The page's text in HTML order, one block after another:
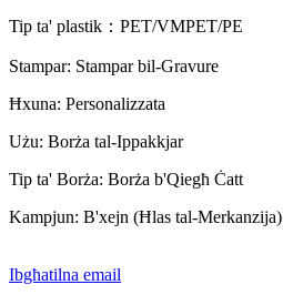
Tip ta' plastik ：PET/VMPET/PE
Stampar: Stampar bil-Gravure
Ħxuna: Personalizzata
Użu: Borża tal-Ippakkjar
Tip ta' Borża: Borża b'Qiegħ Ċatt
Kampjun: B'xejn (Ħlas tal-Merkanzija)
Ibgħatilna email